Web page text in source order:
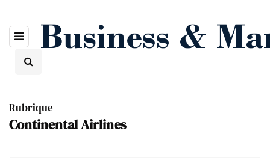
Rubrique
Continental Airlines